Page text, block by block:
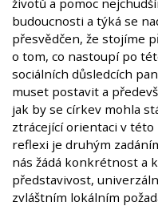
budoucnosti a týká se
přesvědčen, že stojíme
o tom, co nastoupí po
sociálních důsledcích
muset postavit a
jak by se církev mohla
ztrácející orientaci v
reflexi je druhým
nás žádá konkrétnost a
představivost,
zvláštním lokálním